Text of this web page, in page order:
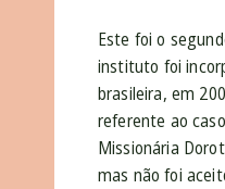
Este foi o
instituto foi
brasileira, em
referente ao
Missionária
mas não foi